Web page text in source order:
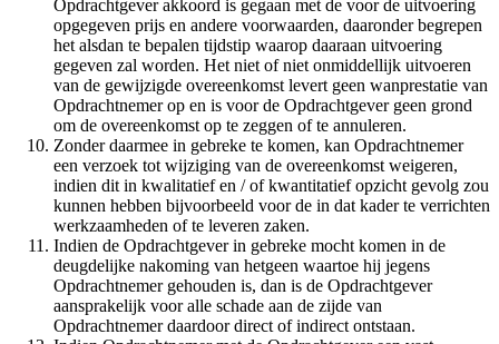
Opdrachtgever akkoord is gegaan met de voor de uitvoering
opgegeven prijs en andere voorwaarden, daaronder begrepen
het alsdan te bepalen tijdstip waarop daaraan uitvoering
gegeven zal worden. Het niet of niet onmiddellijk uitvoeren
van de gewijzigde overeenkomst levert geen wanprestatie van
Opdrachtnemer op en is voor de Opdrachtgever geen grond
om de overeenkomst op te zeggen of te annuleren.
Zonder daarmee in gebreke te komen, kan Opdrachtnemer
een verzoek tot wijziging van de overeenkomst weigeren,
indien dit in kwalitatief en / of kwantitatief opzicht gevolg zou
kunnen hebben bijvoorbeeld voor de in dat kader te verrichten
werkzaamheden of te leveren zaken.
Indien de Opdrachtgever in gebreke mocht komen in de
deugdelijke nakoming van hetgeen waartoe hij jegens
Opdrachtnemer gehouden is, dan is de Opdrachtgever
aansprakelijk voor alle schade aan de zijde van
Opdrachtnemer daardoor direct of indirect ontstaan.